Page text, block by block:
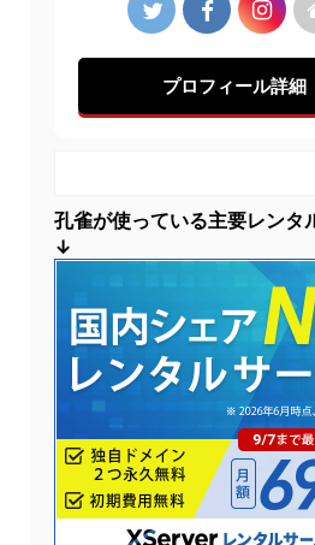
プロフィール詳細
孔雀が使っている主要レンタ
↓